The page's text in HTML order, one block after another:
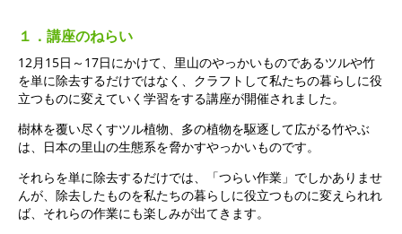
１．講座のねらい
12月15日～17日にかけて、里山のやっかいものであるツルや竹
を単に除去するだけではなく、クラフトして私たちの暮らしに役
立つものに変えていく学習をする講座が開催されました。
樹林を覆い尽くすツル植物、多の植物を駆逐して広がる竹やぶ
は、日本の里山の生態系を脅かすやっかいものです。
それらを単に除去するだけでは、「つらい作業」でしかありませ
んが、除去したものを私たちの暮らしに役立つものに変えられれ
ば、それらの作業にも楽しみが出てきます。